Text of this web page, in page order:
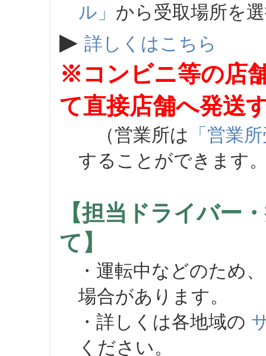
ル」 から受取場所を
▶ 詳しくはこちら
※コンビニ等の店
て直接店舗へ発送
（営業所は 「営業
することができます
【担当ドライバー
て】
・運転中などのため
場合があります。
・詳しくは各地域の
ください。